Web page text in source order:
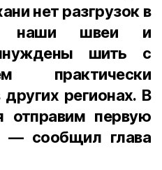
нет разгрузок в
наши швеи и
шить с
практически
регионах. В
отправим первую
— сообщил глава